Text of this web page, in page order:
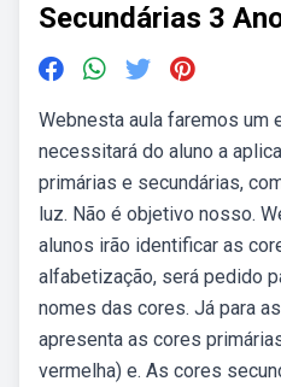
Secundárias 3
Webnesta aula faremos um
necessitará do aluno a
primárias e secundárias,
luz. Não é objetivo nosso.
alunos irão identificar as
alfabetização, será pedido
nomes das cores. Já para
apresenta as cores
vermelha) e. As cores